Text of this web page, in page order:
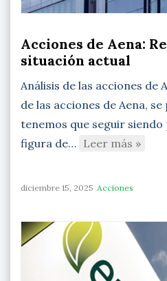
Acciones de Aena:
situación actual
Análisis de las acciones de
de las acciones de Aena,
tenemos que seguir siendo
figura de… Leer más »
diciembre 15, 2025 Acciones